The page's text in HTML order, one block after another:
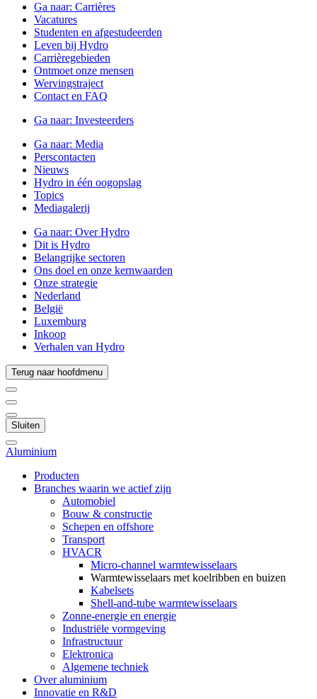
Ga naar: Carrières
Vacatures
Studenten en afgestudeerden
Leven bij Hydro
Carrièregebieden
Ontmoet onze mensen
Wervingstraject
Contact en FAQ
Ga naar: Investeerders
Ga naar: Media
Perscontacten
Nieuws
Hydro in één oogopslag
Topics
Mediagalerij
Ga naar: Over Hydro
Dit is Hydro
Belangrijke sectoren
Ons doel en onze kernwaarden
Onze strategie
Nederland
België
Luxemburg
Inkoop
Verhalen van Hydro
Terug naar hoofdmenu
Sluiten
Aluminium
Producten
Branches waarin we actief zijn
Automobiel
Bouw & constructie
Schepen en offshore
Transport
HVACR
Micro-channel warmtewisselaars
Warmtewisselaars met koelribben en buizen
Kabelsets
Shell-and-tube warmtewisselaars
Zonne-energie en energie
Industriële vormgeving
Infrastructuur
Elektronica
Algemene techniek
Over aluminium
Innovatie en R&D